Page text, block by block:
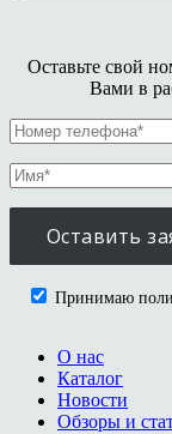
Оставьте свой
Вами в
Принимаю
О нас
Каталог
Новости
Обзоры и